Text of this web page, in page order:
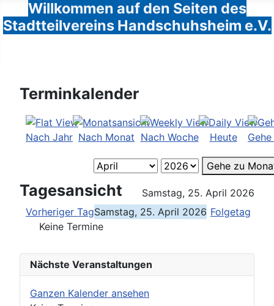
Willkommen auf den Seiten des
Stadtteilvereins Handschuhsheim e.V.
Terminkalender
Nach Jahr Nach Monat Nach Woche Heute
Gehe zu
Tagesansicht
Samstag, 25. April 2026
Vorheriger TagSamstag, 25. April 2026 Folgetag
Keine Termine
Nächste Veranstaltungen
Ganzen Kalender ansehen